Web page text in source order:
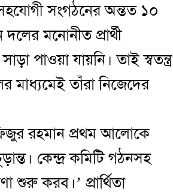
সংগঠনের অন্তত ১০
মনোনীত প্রার্থী
পাওয়া যায়নি। তাই স্বতন্ত্র
মাধ্যমেই তাঁরা নিজেদের
রহমান প্রথম আলোকে
কেন্দ্র কমিটি গঠনসহ
শুরু করব।’ প্রার্থিতা